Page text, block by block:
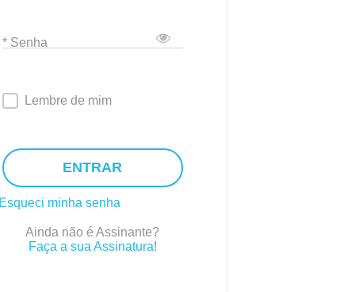
* Senha
Lembre de mim
ENTRAR
minha senha
Ainda não é Assinante?
Faça a sua Assinatura!